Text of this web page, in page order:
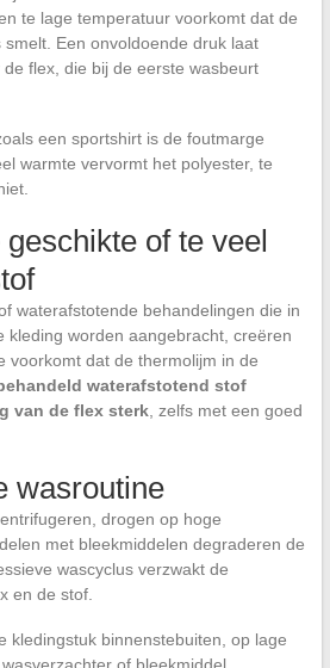
te lage temperatuur voorkomt dat de
smelt. Een onvoldoende druk laat
flex, die bij de eerste wasbeurt
een sportshirt is de foutmarge
warmte vervormt het polyester, te
of te veel
waterafstotende behandelingen die in
kleding worden aangebracht, creëren
voorkomt dat de thermolijm in de
waterafstotend stof
van de flex sterk, zelfs met een goed
wasroutine
drogen op hoge
met bleekmiddelen degraderen de
wascyclus verzwakt de
en de stof.
kledingstuk binnenstebuiten, op lage